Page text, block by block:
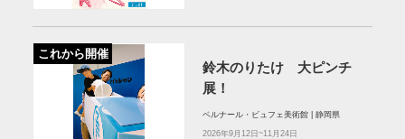
これから開催
鈴木のりたけ 大ピンチ
展！
ベルナール・ビュフェ美術館 | 静岡県
2026年9月12日~11月24日